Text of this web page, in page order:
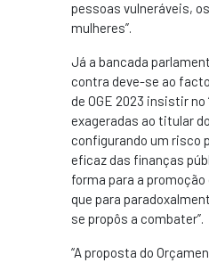
pessoas vulneráveis,
mulheres”.
Já a bancada
contra deve-se ao
de OGE 2023 insistir
exageradas ao titular
configurando um risco
eficaz das finanças
forma para a
que para
se propôs a combater”.
“A proposta do